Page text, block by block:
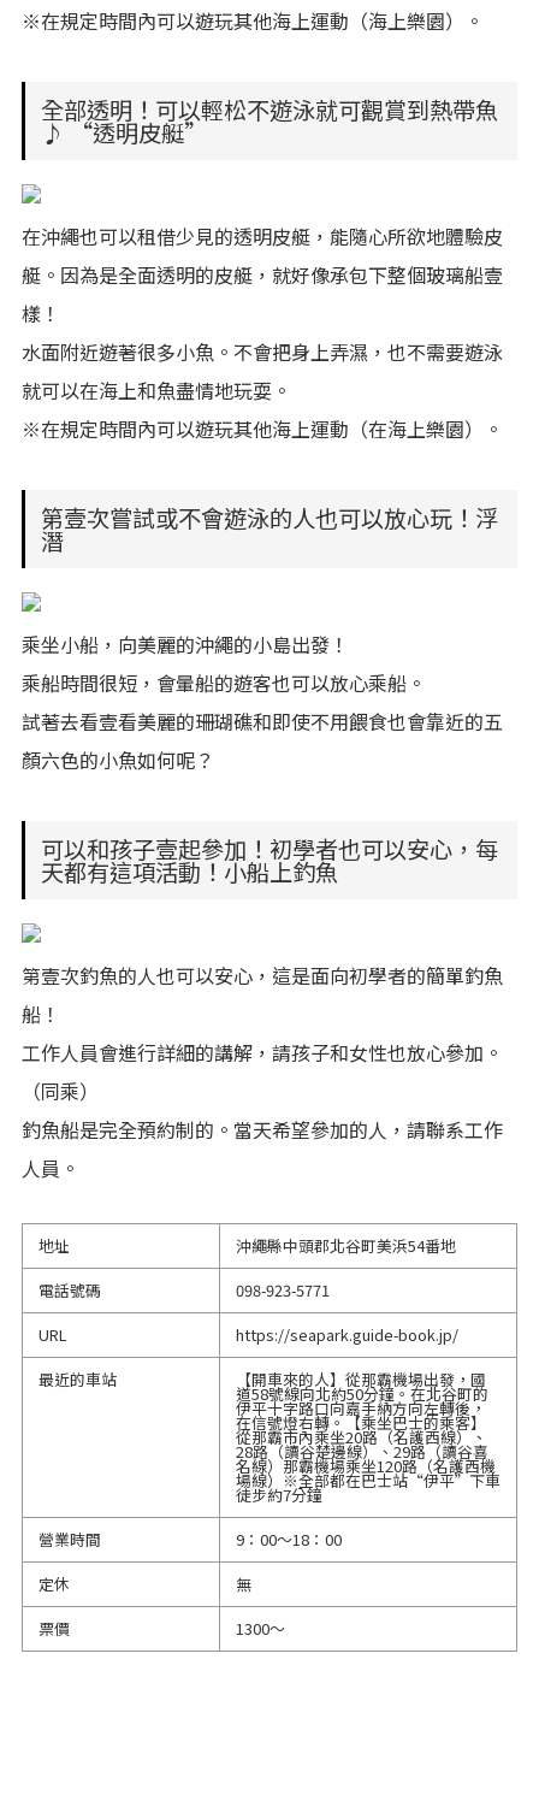
※在規定時間內可以遊玩其他海上運動（海上樂園）。
全部透明！可以輕松不遊泳就可觀賞到熱帶魚
♪ “透明皮艇”
在沖繩也可以租借少見的透明皮艇，能隨心所欲地體驗皮
艇。因為是全面透明的皮艇，就好像承包下整個玻璃船壹
樣！
水面附近遊著很多小魚。不會把身上弄濕，也不需要遊泳
就可以在海上和魚盡情地玩耍。
※在規定時間內可以遊玩其他海上運動（在海上樂園）。
第壹次嘗試或不會遊泳的人也可以放心玩！浮
潛
乘坐小船，向美麗的沖繩的小島出發！
乘船時間很短，會暈船的遊客也可以放心乘船。
試著去看壹看美麗的珊瑚礁和即使不用餵食也會靠近的五
顏六色的小魚如何呢？
可以和孩子壹起參加！初學者也可以安心，每
天都有這項活動！小船上釣魚
第壹次釣魚的人也可以安心，這是面向初學者的簡單釣魚
船！
工作人員會進行詳細的講解，請孩子和女性也放心參加。
（同乘）
釣魚船是完全預約制的。當天希望參加的人，請聯系工作
人員。
地址
沖繩縣中頭郡北谷町美浜54番地
電話號碼
098-923-5771
URL
https://seapark.guide-book.jp/
最近的車站
【開車來的人】從那霸機場出發，國
道58號線向北約50分鐘。在北谷町的
伊平十字路口向嘉手納方向左轉後，
在信號燈右轉。【乘坐巴士的乘客】
從那霸市內乘坐20路（名護西線）、
28路（讀谷楚邊線）、29路（讀谷喜
名線）那霸機場乘坐120路（名護西機
場線）※全部都在巴士站“伊平”下車
徒步約7分鐘
營業時間
9：00～18：00
定休
無
票價
1300～